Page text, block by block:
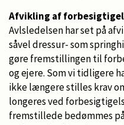
Afvikling af
Avlsledelsen har set på
såvel dressur- som
gøre fremstillingen til
og ejere. Som vi tidligere
ikke længere stilles krav
longeres ved
fremstillede bedømmes